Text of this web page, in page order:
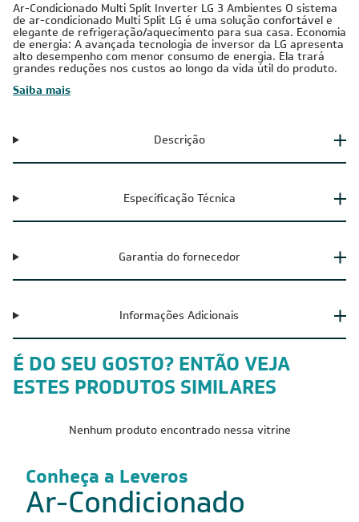
Ar-Condicionado Multi Split Inverter LG 3 Ambientes O sistema
de ar-condicionado Multi Split LG é uma solução confortável e
elegante de refrigeração/aquecimento para sua casa. Economia
de energia: A avançada tecnologia de inversor da LG apresenta
alto desempenho com menor consumo de energia. Ela trará
grandes reduções nos custos ao longo da vida útil do produto.
Saiba mais
Descrição
Especificação Técnica
Garantia do fornecedor
Informações Adicionais
É DO SEU GOSTO? ENTÃO VEJA
ESTES PRODUTOS SIMILARES
Nenhum produto encontrado nessa vitrine
Conheça a Leveros
Ar-Condicionado